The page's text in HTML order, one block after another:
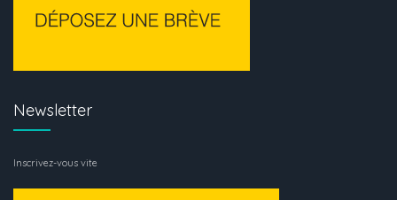
Newsletter
Inscrivez-vous vite